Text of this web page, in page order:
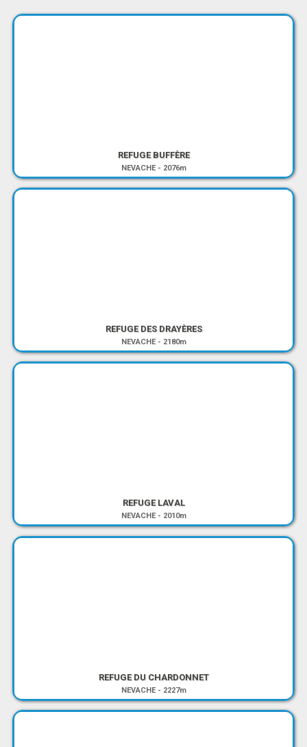
REFUGE BUFFÈRE
NEVACHE- 2076m
REFUGE DES DRAYÈRES
NEVACHE- 2180m
REFUGE LAVAL
NEVACHE- 2010m
REFUGE DU CHARDONNET
NEVACHE- 2227m